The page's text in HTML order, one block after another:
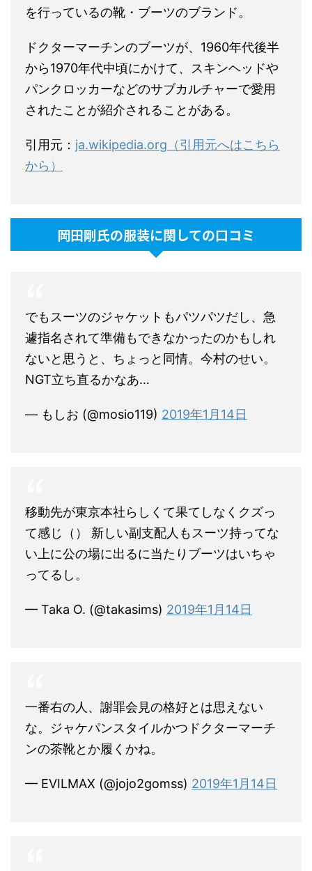
を行っているの靴・ブーツのブランド。
ドクターマーチンのブーツが、1960年代後半
から1970年代中頃にかけて、スキンヘッドや
パンクロッカーなどのサブカルチャーで愛用
されたことが紹介されることがある。
引用元： ja.wikipedia.org（引用元へはこちら
から）
岡田剛氏の服装に関しての口コミ
でもスーツのジャケットもパツパツだし、急
遽指名されて準備もできなかったのかもしれ
ないと思うと、ちょっと同情。今村のせい。
NGT立ち直るかなあ…
— もしお (@mosio119) 2019年1月14日
移動先が東京本社らしくて果てしなくクズっ
て感じ（） 新しい副支配人もスーツ持ってな
い上に公の場に出るに当たりブーツはいちゃ
ってるし。
— Taka O. (@takasims) 2019年1月14日
一番右の人、謝罪会見の格好とは思えない
な。ジャケパンスタイルかつドクターマーチ
ンの茶靴とか履くかね。
— EVILMAX (@jojo2gomss) 2019年1月14日